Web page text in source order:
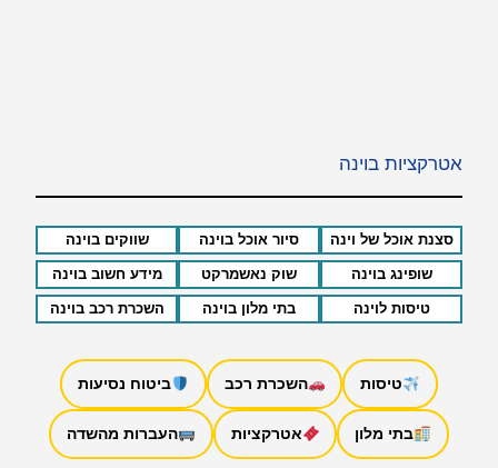
אטרקציות בוינה
סצנת אוכל של וינה סיור אוכל בוינה שווקים בוינה
שופינג בוינה שוק נאשמרקט מידע חשוב בוינה
טיסות לוינה בתי מלון בוינה השכרת רכב בוינה
טיסות השכרת רכב ביטוח נסיעות
בתי מלון אטרקציות העברות מהשדה